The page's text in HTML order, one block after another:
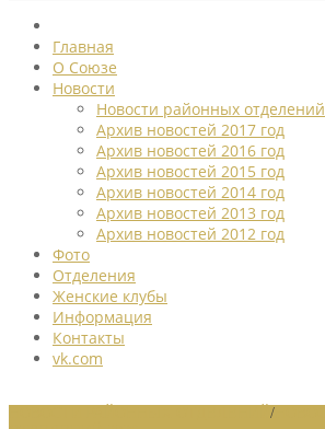
Главная
О Союзе
Новости
Новости районных отделений
Архив новостей 2017 год
Архив новостей 2016 год
Архив новостей 2015 год
Архив новостей 2014 год
Архив новостей 2013 год
Архив новостей 2012 год
Фото
Отделения
Женские клубы
Информация
Контакты
vk.com
/